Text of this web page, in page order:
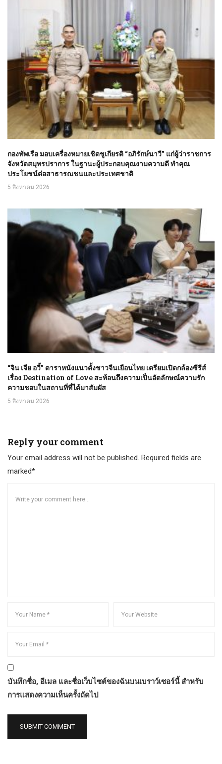
กองทัพเรือ มอบเครื่องหมายเชิดชูเกียรติ “อภิรักษ์นาวี” แก่ผู้ว่าราชการ
จังหวัดสมุทรปราการ ในฐานะผู้ประกอบคุณงามความดี ทำคุณ
ประโยชน์ต่อสาธารณชนและประเทศชาติ
5 สิงหาคม 2026
“จิน เจีย อวี้” ดาราหนังแนวตั้งชาวจีนเยือนไทย เตรียมเปิดกล้องซีรีส์
เรื่อง Destination of Love สะท้อนถึงความเป็นอัตลักษณ์ความรัก
ความชอบในสถานที่ที่ได้มาสัมผัส
5 สิงหาคม 2026
Reply your comment
Your email address will not be published. Required fields are
marked*
บันทึกชื่อ, อีเมล และชื่อเว็บไซต์ของฉันบนเบราว์เซอร์นี้ สำหรับ
การแสดงความเห็นครั้งถัดไป